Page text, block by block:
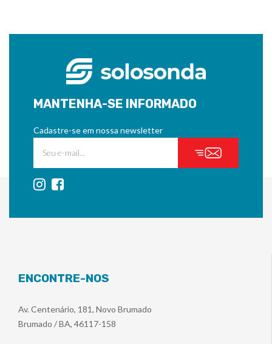
MANTENHA-SE INFORMADO
Cadastre-se em nossa newsletter
ENCONTRE-NOS
Av. Centenário, 181, Novo Brumado
Brumado / BA, 46117-158